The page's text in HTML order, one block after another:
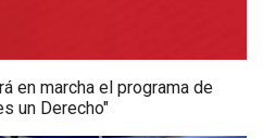
en marcha el programa de
un Derecho"